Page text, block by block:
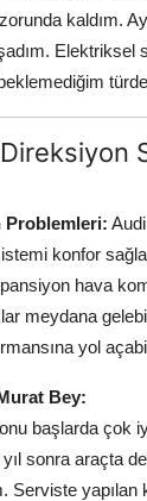
kaldım.
Elektriksel
Problemleri:
konfor
hava
meydana
yol
Bey:
başlarda çok
sonra araçta
Serviste yapılan